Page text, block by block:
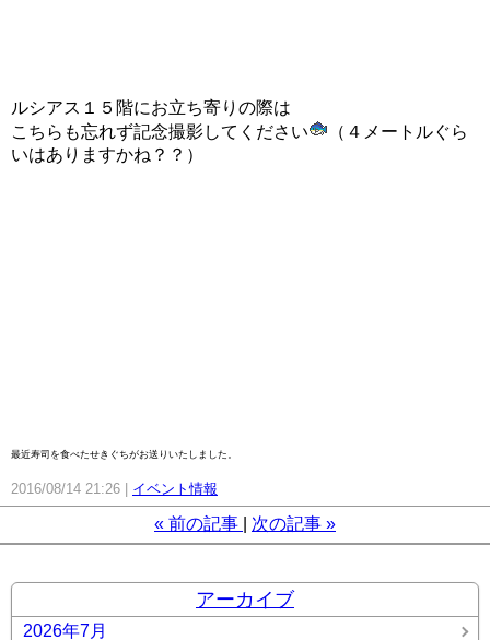
ルシアス１５階にお立ち寄りの際は
こちらも忘れず記念撮影してください
（４メートルぐら
いはありますかね？？）
最近寿司を食べたせきぐちがお送りいたしました。
2016/08/14 21:26 イベント情報
« 前の記事 次の記事 »
アーカイブ
2026年7月